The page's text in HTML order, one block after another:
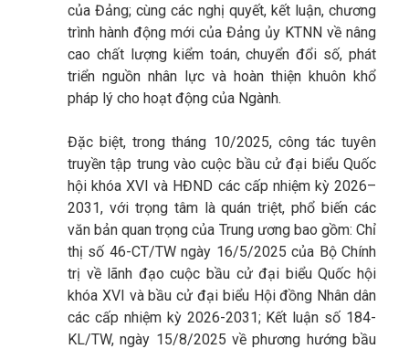
của Đảng; cùng các nghị quyết, kết luận, chương
trình hành động mới của Đảng ủy KTNN về nâng
cao chất lượng kiểm toán, chuyển đổi số, phát
triển nguồn nhân lực và hoàn thiện khuôn khổ
pháp lý cho hoạt động của Ngành.
Đặc biệt, trong tháng 10/2025, công tác tuyên
truyền tập trung vào cuộc bầu cử đại biểu Quốc
hội khóa XVI và HĐND các cấp nhiệm kỳ 2026–
2031, với trọng tâm là quán triệt, phổ biến các
văn bản quan trọng của Trung ương bao gồm: Chỉ
thị số 46-CT/TW ngày 16/5/2025 của Bộ Chính
trị về lãnh đạo cuộc bầu cử đại biểu Quốc hội
khóa XVI và bầu cử đại biểu Hội đồng Nhân dân
các cấp nhiệm kỳ 2026-2031; Kết luận số 184-
KL/TW, ngày 15/8/2025 về phương hướng bầu